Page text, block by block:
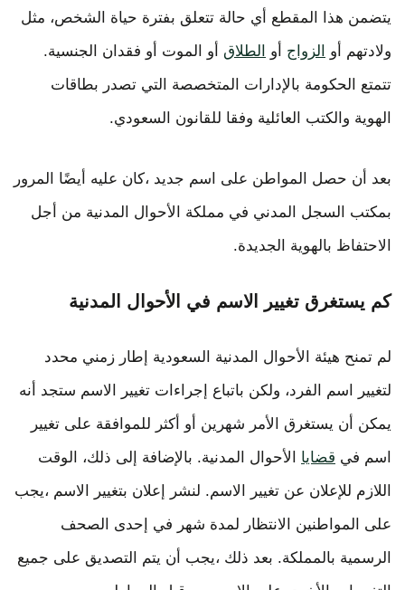
يتضمن هذا المقطع أي حالة تتعلق بفترة حياة الشخص، مثل
ولادتهم أو
الزواج أو الطلاق أو الموت أو فقدان الجنسية.
تتمتع الحكومة بالإدارات المتخصصة التي تصدر بطاقات
الهوية والكتب العائلية وفقا للقانون السعودي.
بعد أن حصل المواطن على اسم جديد ،كان عليه أيضًا المرور
بمكتب السجل المدني في مملكة الأحوال المدنية من أجل
الاحتفاظ بالهوية الجديدة.
كم يستغرق تغيير الاسم في الأحوال المدنية
لم تمنح هيئة الأحوال المدنية السعودية إطار زمني محدد
لتغيير اسم الفرد، ولكن باتباع إجراءات تغيير الاسم ستجد أنه
يمكن أن يستغرق الأمر شهرين أو أكثر للموافقة على تغيير
اسم في قضايا الأحوال المدنية. بالإضافة إلى ذلك، الوقت
اللازم للإعلان عن تغيير الاسم. لنشر إعلان بتغيير الاسم ،يجب
على المواطنين الانتظار لمدة شهر في إحدى الصحف
الرسمية بالمملكة. بعد ذلك ،يجب أن يتم التصديق على جميع